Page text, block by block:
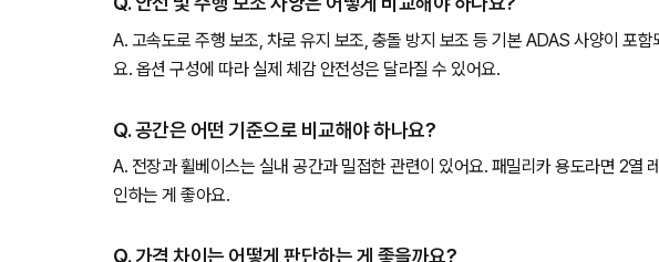
A. 고속도로 주행 보조, 차로 유지 보조, 충돌 방지 보조 등 기본 ADAS 사양이 포
요. 옵션 구성에 따라 실제 체감 안전성은 달라질 수 있어요.
Q. 공간은 어떤 기준으로 비교해야 하나요?
A. 전장과 휠베이스는 실내 공간과 밀접한 관련이 있어요. 패밀리카 용도라면 2열
인하는 게 좋아요.
Q. 가격 차이는 어떻게 판단하는 게 좋을까요?